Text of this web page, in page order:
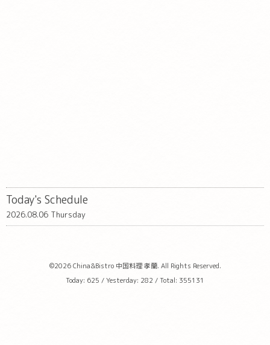
Today's Schedule
2026.08.06 Thursday
©2026China&Bistro 中国料理 孝蘭. All Rights Reserved.
Today: 625 / Yesterday: 282 / Total: 355131